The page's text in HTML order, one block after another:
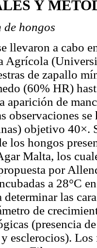
Y
hongos
llevaron a cabo
de zapallo
(60% HR)
aparición de
observaciones
objetivo 40×.
los hongos
Malta, los
por
a 28°C
determinar las
de
(presencia
esclerocios). Los